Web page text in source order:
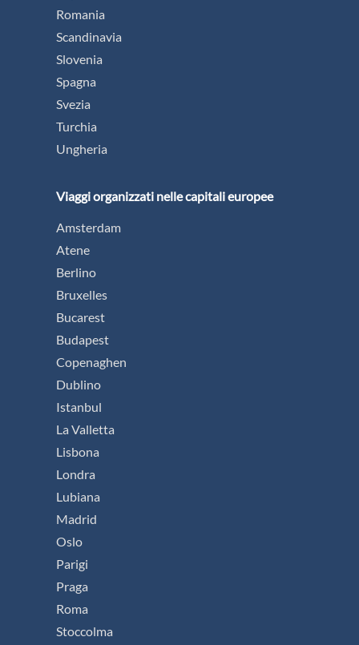
Romania
Scandinavia
Slovenia
Spagna
Svezia
Turchia
Ungheria
Viaggi organizzati nelle capitali europee
Amsterdam
Atene
Berlino
Bruxelles
Bucarest
Budapest
Copenaghen
Dublino
Istanbul
La Valletta
Lisbona
Londra
Lubiana
Madrid
Oslo
Parigi
Praga
Roma
Stoccolma